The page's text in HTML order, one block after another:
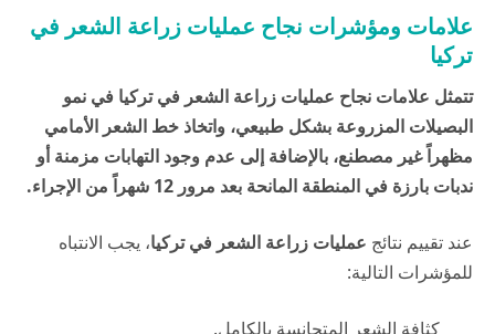
علامات ومؤشرات نجاح عمليات زراعة الشعر في
تركيا
تتمثل علامات نجاح عمليات زراعة الشعر في تركيا في نمو
البصيلات المزروعة بشكل طبيعي، واتخاذ خط الشعر الأمامي
مظهراً غير مصطنع، بالإضافة إلى عدم وجود التهابات مزمنة أو
ندبات بارزة في المنطقة المانحة بعد مرور 12 شهراً من الإجراء.
عند تقييم نتائج عمليات زراعة الشعر في تركيا، يجب الانتباه
للمؤشرات التالية:
كثافة الشعر المتجانسة بالكامل.